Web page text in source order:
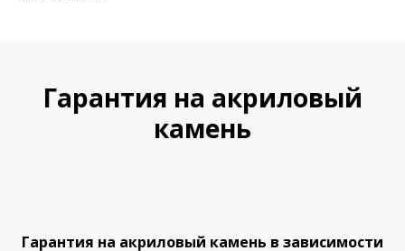
Гарантия на акриловый
камень
Гарантия на акриловый камень в зависимости